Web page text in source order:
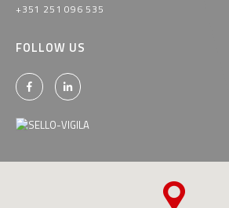
+351 251 096 535
FOLLOW US